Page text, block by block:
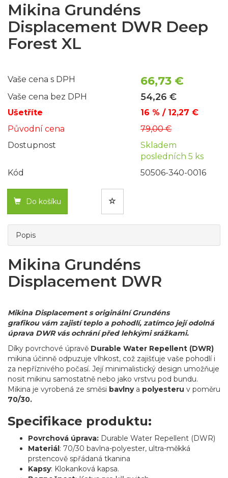
Mikina Grundéns
Displacement DWR Deep
Forest XL
Vaše cena s DPH 66,73 €
Vaše cena bez DPH 54,26 €
Ušetříte
16 % / 12,27 €
Původní cena
79,00 €
Dostupnost
Skladem
posledních 5 ks
Kód
50506-340-0016
Do košíku
Popis
Mikina Grundéns
Displacement DWR
Mikina Displacement s originální Grundéns
grafikou vám zajistí teplo a pohodlí, zatímco její odolná
úprava DWR vás ochrání před lehkými srážkami.
Díky povrchové úpravě Durable Water Repellent (DWR)
mikina účinně odpuzuje vlhkost, což zajišťuje vaše pohodlí i
za nepříznivého počasí. Její minimalistický design umožňuje
nosit mikinu samostatně nebo jako vrstvu pod bundu.
Mikina je vyrobená ze směsi bavlny a polyesteru v poměru
70/30.
Specifikace produktu:
Povrchová úprava: Durable Water Repellent (DWR)
Materiál: 70/30 bavlna-polyester, ultra-měkká
prstencově spřádaná tkanina
Kapsy: Klokanková kapsa.